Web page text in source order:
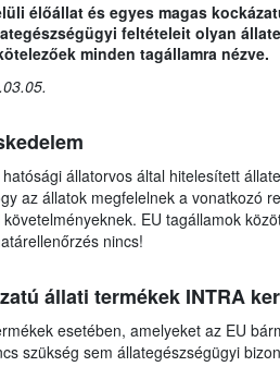
élőállat és egyes magas
feltételeit olyan
minden tagállamra nézve.
állatorvos által hitelesített
az állatok megfelelnek a vonatkozó
EU tagállamok
nincs!
állati termékek INTRA
esetében, amelyeket az EU
szükség sem állategészségügyi